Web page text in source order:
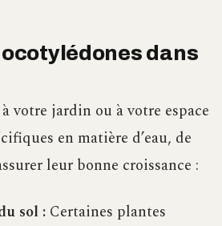
dans
votre jardin ou à votre espace
en matière d’eau, de
leur bonne croissance :
sol :Certaines plantes